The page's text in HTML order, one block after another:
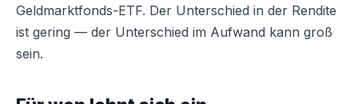
Geldmarktfonds-ETF. Der Unterschied in der Rendite
ist gering — der Unterschied im Aufwand kann groß
sein.